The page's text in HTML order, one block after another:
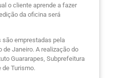
o cliente aprende a fazer
da oficina será
são emprestadas pela
de Janeiro. A realização do
Guararapes, Subprefeitura
de Turismo.